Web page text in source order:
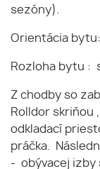
sezóny).
Orientácia bytu:
Rozloha bytu :
Z chodby so
Rolldor skriňou
odkladací
práčka.
- obývacej izby